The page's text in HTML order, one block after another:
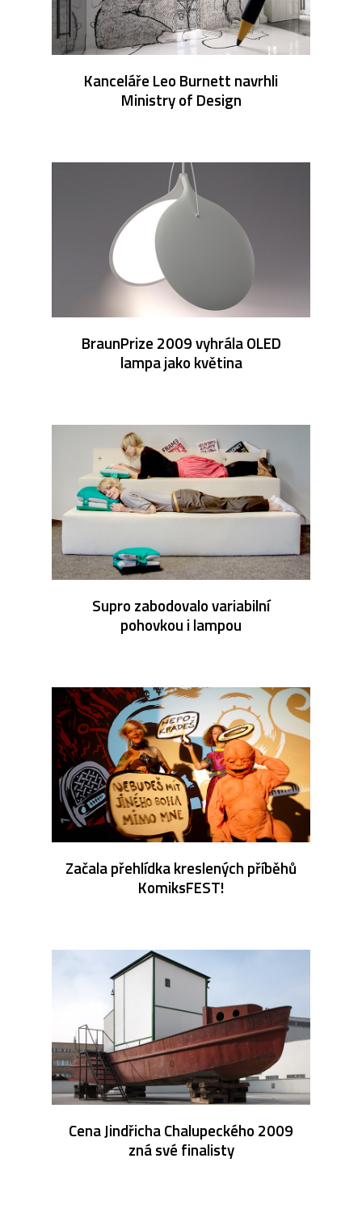
Kanceláře Leo Burnett navrhli
Ministry of Design
BraunPrize 2009 vyhrála OLED
lampa jako květina
Supro zabodovalo variabilní
pohovkou i lampou
Začala přehlídka kreslených příběhů
KomiksFEST!
Cena Jindřicha Chalupeckého 2009
zná své finalisty